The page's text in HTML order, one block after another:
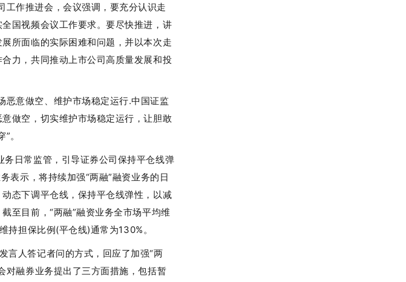
作推进会，会议强调，要充分认识走
国视频会议工作要求。要尽快推进，讲
所面临的实际困难和问题，并以本次走
力，共同推动上市公司高质量发展和投
恶意做空、维护市场稳定运行.中国证监
做空，切实维护市场稳定运行，让胆敢
。
务日常监管，引导证券公司保持平仓线弹
表示，将持续加强“两融”融资业务的日
态下调平仓线，保持平仓线弹性，以减
至目前，“两融”融资业务全市场平均维
持担保比例(平仓线)通常为130%。
言人答记者问的方式，回应了加强“两
对融券业务提出了三方面措施，包括暂